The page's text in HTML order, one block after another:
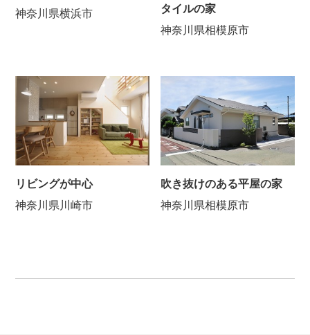
神奈川県横浜市
タイルの家
神奈川県相模原市
リビングが中心
神奈川県川崎市
吹き抜けのある平屋の家
神奈川県相模原市